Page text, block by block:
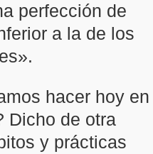
perfección de
a la de los
hacer hoy en
Dicho de otra
y prácticas